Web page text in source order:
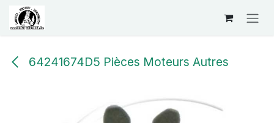
Se rendre au contenu
64241674D5 Pièces Moteurs Autres